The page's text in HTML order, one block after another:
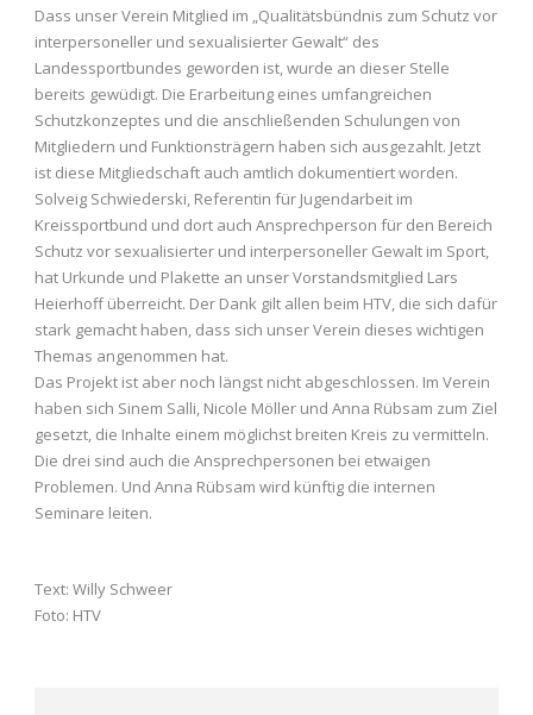
Dass unser Verein Mitglied im „Qualitätsbündnis zum Schutz vor
interpersoneller und sexualisierter Gewalt“ des
Landessportbundes geworden ist, wurde an dieser Stelle
bereits gewüdigt. Die Erarbeitung eines umfangreichen
Schutzkonzeptes und die anschließenden Schulungen von
Mitgliedern und Funktionsträgern haben sich ausgezahlt. Jetzt
ist diese Mitgliedschaft auch amtlich dokumentiert worden.
Solveig Schwiederski, Referentin für Jugendarbeit im
Kreissportbund und dort auch Ansprechperson für den Bereich
Schutz vor sexualisierter und interpersoneller Gewalt im Sport,
hat Urkunde und Plakette an unser Vorstandsmitglied Lars
Heierhoff überreicht. Der Dank gilt allen beim HTV, die sich dafür
stark gemacht haben, dass sich unser Verein dieses wichtigen
Themas angenommen hat.
Das Projekt ist aber noch längst nicht abgeschlossen. Im Verein
haben sich Sinem Salli, Nicole Möller und Anna Rübsam zum Ziel
gesetzt, die Inhalte einem möglichst breiten Kreis zu vermitteln.
Die drei sind auch die Ansprechpersonen bei etwaigen
Problemen. Und Anna Rübsam wird künftig die internen
Seminare leiten.
Text: Willy Schweer
Foto: HTV